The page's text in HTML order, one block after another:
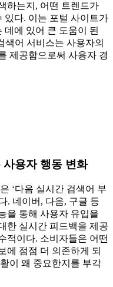
하는지, 어떤 트렌드가
있다. 이는 포털 사이트가
에 있어 큰 도움이 된
색어 서비스는 사용자의
제공함으로써 사용자 경
용자 행동 변화
‘다음 실시간 검색어 부
. 네이버, 다음, 구글 등
을 통해 사용자 유입을
한 실시간 피드백을 제공
적이다. 소비자들은 어떤
에 점점 더 의존하게 되
이 왜 중요한지를 부각